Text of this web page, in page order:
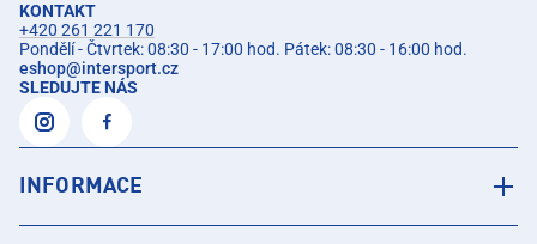
KONTAKT
+420 261 221 170
Pondělí - Čtvrtek: 08:30 - 17:00 hod. Pátek: 08:30 - 16:00 hod.
eshop@intersport.cz
SLEDUJTE NÁS
INFORMACE